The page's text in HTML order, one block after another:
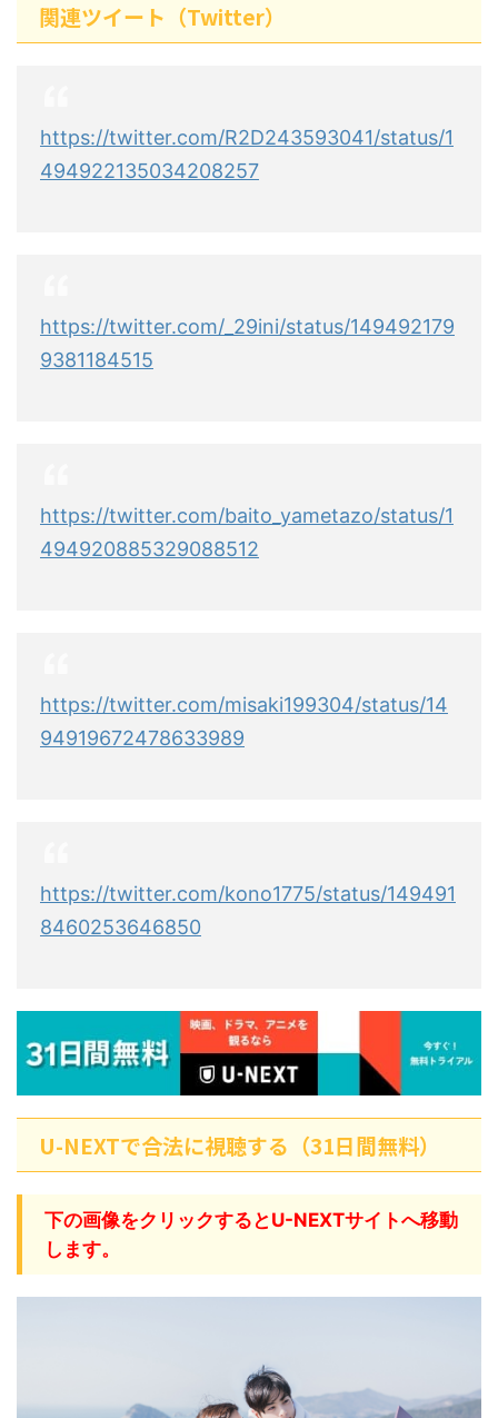
関連ツイート（Twitter）
https://twitter.com/R2D243593041/status/1
494922135034208257
https://twitter.com/_29ini/status/149492179
9381184515
https://twitter.com/baito_yametazo/status/1
494920885329088512
https://twitter.com/misaki199304/status/14
94919672478633989
https://twitter.com/kono1775/status/149491
8460253646850
U-NEXTで合法に視聴する（31日間無料）
下の画像をクリックするとU-NEXTサイトへ移動
します。